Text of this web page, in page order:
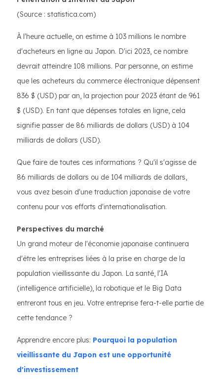
(Source : statistica.com)
À l'heure actuelle, on estime à 103 millions le nombre
d'acheteurs en ligne au Japon. D'ici 2023, ce nombre
devrait atteindre 108 millions. Par personne, on estime
que les acheteurs du commerce électronique dépensent
836 $ (USD) par an, la projection pour 2023 étant de 961
$ (USD). En tant que dépenses totales en ligne, cela
signifie passer de 86 milliards de dollars (USD) à 104
milliards de dollars (USD).
Que faire de toutes ces informations ? Qu'il s'agisse de
86 milliards de dollars ou de 104 milliards de dollars,
vous avez besoin d'une traduction japonaise de votre
contenu pour vos efforts d'internationalisation.
Perspectives du marché
Un grand moteur de l'économie japonaise continuera
d'être les entreprises liées à la prise en charge de la
population vieillissante du Japon. La santé, l'IA
(intelligence artificielle), la robotique et le Big Data
entreront tous en jeu. Votre entreprise fera-t-elle partie de
cette tendance ?
Apprendre encore plus: Pourquoi la population
vieillissante du Japon est une opportunité
d'investissement